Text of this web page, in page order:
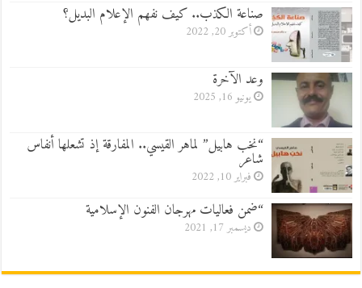
صناعة الكذب.. كيف نفهم الإعلام البديل؟
أكتوبر 20, 2022
وعد الآخرة
يونيو 16, 2025
“نخب هابيل” لماهر القيسي.. المفارقة إذ تشعلها أنفاس
شاعر
فبراير 10, 2022
“ضمن فعاليات مهرجان الفنون الإسلامية
ديسمبر 17, 2021